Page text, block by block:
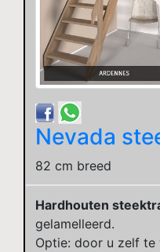
Nevada
82 cm breed
Hardhouten
gelamelleerd.
Optie: door u zelf